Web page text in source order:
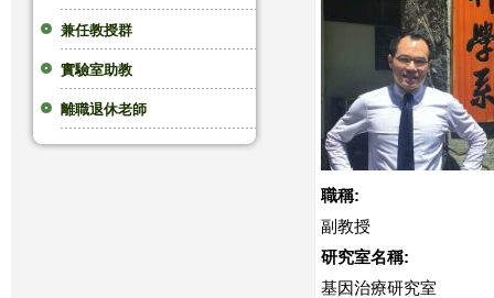
兼任教授群
實驗室助教
離職退休老師
職稱:
副教授
研究室名稱:
基因治療研究室